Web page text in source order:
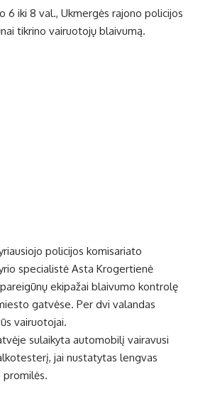
6 iki 8 val., Ukmergės rajono policijos
tikrino vairuotojų blaivumą.
policijos komisariato
specialistė Asta Krogertienė
ekipažai blaivumo kontrolę
gatvėse. Per dvi valandas
vairuotojai.
sulaikyta automobilį vairavusi
jai nustatytas lengvas
promilės.